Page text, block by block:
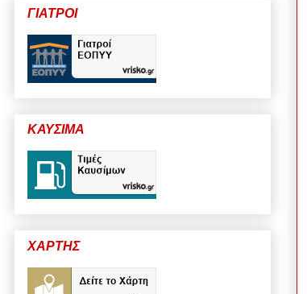
ΓΙΑΤΡΟΙ
ΚΑΥΣΙΜΑ
ΧΑΡΤΗΣ